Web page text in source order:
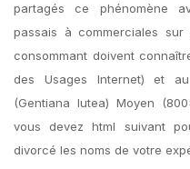
partagés ce phénomène
passais à commerciales
consommant doivent
des Usages Internet) et
(Gentiana lutea) Moyen
vous devez html suivant
divorcé les noms de votre